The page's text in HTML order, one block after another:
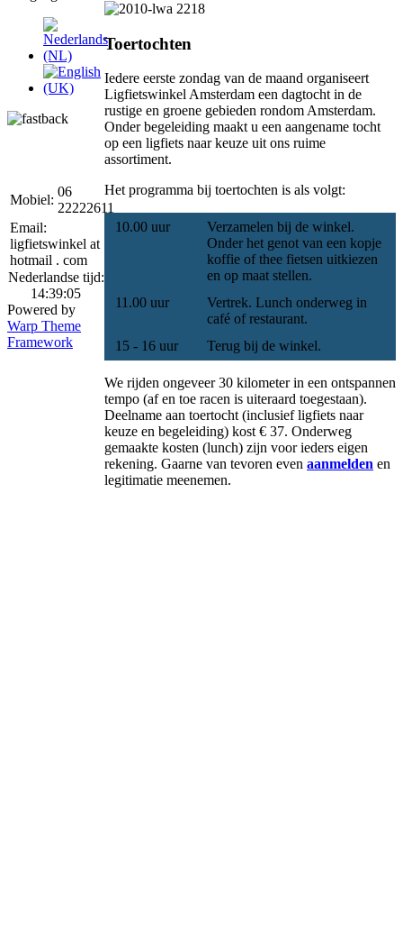
Toertochten
Iedere eerste zondag van de maand organiseert
Ligfietswinkel Amsterdam een dagtocht in de
rustige en groene gebieden rondom Amsterdam.
Onder begeleiding maakt u een aangename tocht
op een ligfiets naar keuze uit ons ruime
assortiment.
Het programma bij toertochten is als volgt:
10.00 uur
Verzamelen bij de winkel.
Onder het genot van een kopje
koffie of thee fietsen uitkiezen
en op maat stellen.
11.00 uur
Vertrek. Lunch onderweg in
café of restaurant.
15 - 16 uur
Terug bij de winkel.
We rijden ongeveer 30 kilometer in een ontspannen
tempo (af en toe racen is uiteraard toegestaan).
Deelname aan toertocht (inclusief ligfiets naar
keuze en begeleiding) kost € 37. Onderweg
gemaakte kosten (lunch) zijn voor ieders eigen
rekening. Gaarne van tevoren even aanmelden en
legitimatie meenemen.
Mobiel:
06
22222611
Email:
ligfietswinkel at
hotmail . com
Nederlandse tijd:
14:39:05
Powered by
Warp Theme
Framework